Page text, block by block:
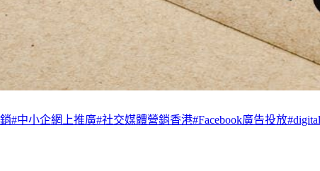
#中小企網上推廣#社交媒體營銷香港#Facebook廣告投放#